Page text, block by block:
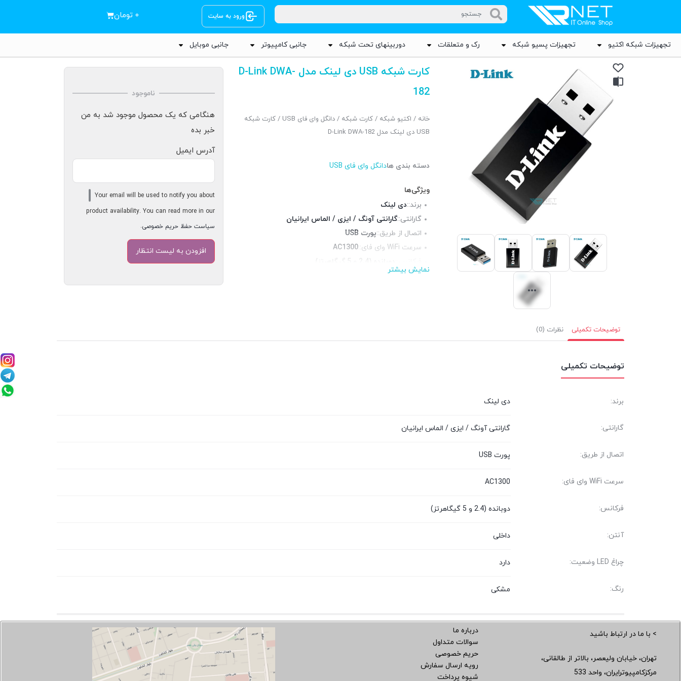
ورود به سایت ۰ تومان
تجهیزات شبکه اکتیو تجهیزات پسیو شبکه رک و متعلقات دوربینهای تحت شبکه جانبی کامپیوتر جانبی موبایل
کارت شبکه USB دی لینک مدل D-Link DWA-
182
خانه / اکتیو شبکه /کارت شبکه /دانگل وای فای USB
/ کارت شبکه
USB دی لینک مدل D-Link DWA-182
دسته بندی هادانگل وای فای USB
ویژگی‌ها
برند::دی لینک
گارانتی::گارانتی آونگ / ایزی / الماس ایرانیان
اتصال از طریق::پورت USB
سرعت WiFi وای فای::
AC1300
آنتن::داخلی
نمایش بیشتر
ناموجود
هنگامی که یک محصول موجود شد به من
خبر بده
آدرس ایمیل
Your email will be used to notify you about
product availability. You can read more in our
سیاست حفظ حریم خصوصی.
توضیحات تکمیلی نظرات (0)
توضیحات تکمیلی
برند: دی لینک
گارانتی: گارانتی آونگ / ایزی / الماس ایرانیان
اتصال از طریق: پورت USB
سرعت WiFi وای فای: AC1300
فرکانس: دوبانده (2.4 و 5 گیگاهرتز)
آنتن: داخلی
چراغ LED وضعیت: دارد
رنگ: مشکی
> با ما در ارتباط باشید
تهران، خیابان ولیعصر، بالاتر از طالقانی،
مرکزکامپیوترایران، واحد 533
درباره ما
سوالات متداول
حریم خصوصی
رویه ارسال سفارش
شیوه پرداخت